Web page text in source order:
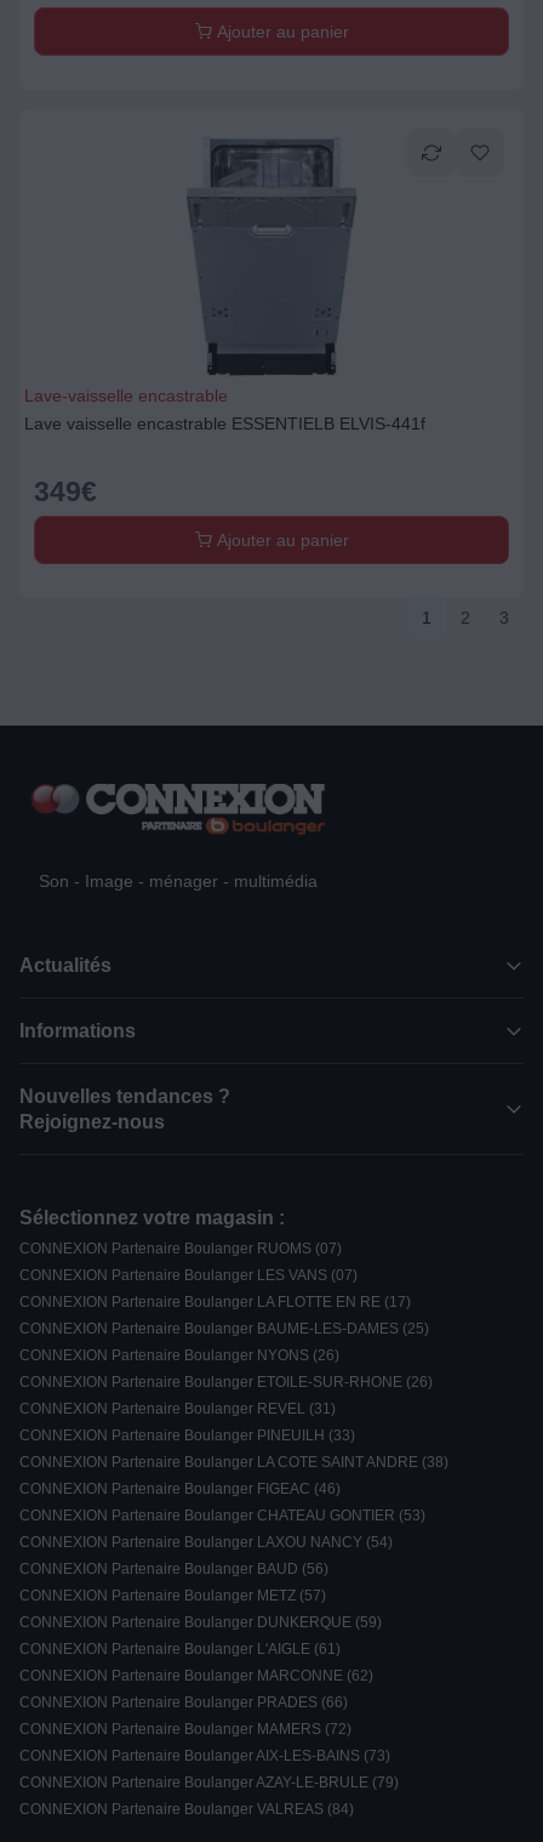
Ajouter au panier
Lave-vaisselle encastrable
Lave vaisselle encastrable ESSENTIELB ELVIS-441f
349€
Ajouter au panier
1 2 3
Son - Image - ménager - multimédia
Actualités
Informations
Nouvelles tendances ?
Rejoignez-nous
Sélectionnez votre magasin :
CONNEXION Partenaire Boulanger RUOMS (07)
CONNEXION Partenaire Boulanger LES VANS (07)
CONNEXION Partenaire Boulanger LA FLOTTE EN RE (17)
CONNEXION Partenaire Boulanger BAUME-LES-DAMES (25)
CONNEXION Partenaire Boulanger NYONS (26)
CONNEXION Partenaire Boulanger ETOILE-SUR-RHONE (26)
CONNEXION Partenaire Boulanger REVEL (31)
CONNEXION Partenaire Boulanger PINEUILH (33)
CONNEXION Partenaire Boulanger LA COTE SAINT ANDRE (38)
CONNEXION Partenaire Boulanger FIGEAC (46)
CONNEXION Partenaire Boulanger CHATEAU GONTIER (53)
CONNEXION Partenaire Boulanger LAXOU NANCY (54)
CONNEXION Partenaire Boulanger BAUD (56)
CONNEXION Partenaire Boulanger METZ (57)
CONNEXION Partenaire Boulanger DUNKERQUE (59)
CONNEXION Partenaire Boulanger L'AIGLE (61)
CONNEXION Partenaire Boulanger MARCONNE (62)
CONNEXION Partenaire Boulanger PRADES (66)
CONNEXION Partenaire Boulanger MAMERS (72)
CONNEXION Partenaire Boulanger AIX-LES-BAINS (73)
CONNEXION Partenaire Boulanger AZAY-LE-BRULE (79)
CONNEXION Partenaire Boulanger VALREAS (84)